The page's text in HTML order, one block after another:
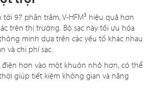
97 phần trăm, V-HFM3 hiệu quả hơn
trên thị trường. Bộ sạc này tối ưu hóa
minh dựa trên các yếu tố khác nhau
và chi phí sạc.
điện hơn vào một khuôn nhỏ hơn, có thể
giúp tiết kiệm không gian và năng